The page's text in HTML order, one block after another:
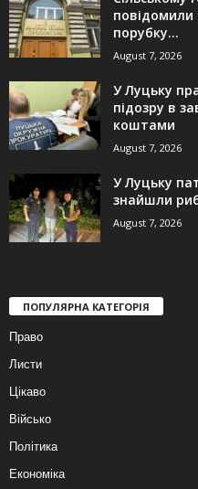
повідомили
порубку...
August 7, 2026
У Луцьку
підозру в
коштами
August 7, 2026
У Луцьку
знайшли
August 7, 2026
ПОПУЛЯРНА КАТЕГОРІЯ
Право
Листи
Цікаво
Військо
Політика
Економіка